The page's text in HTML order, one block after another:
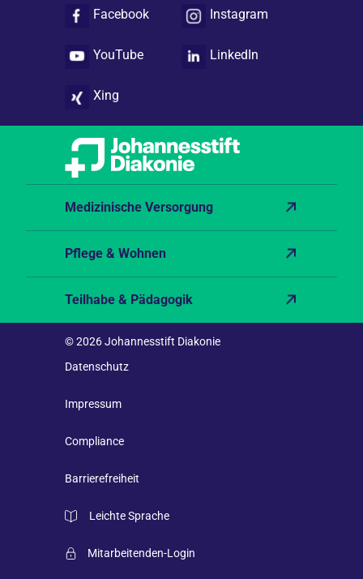
Facebook Instagram
YouTube LinkedIn
Xing
Medizinische Versorgung
Pflege & Wohnen
Teilhabe & Pädagogik
© 2026 Johannesstift Diakonie
Datenschutz
Impressum
Compliance
Barrierefreiheit
Leichte Sprache
Mitarbeitenden-Login